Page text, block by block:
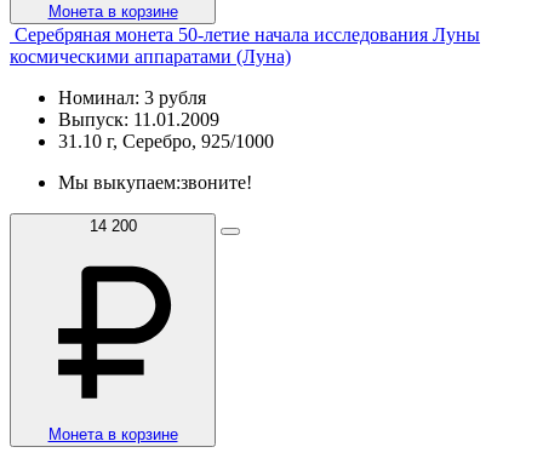
Монета в корзине
Серебряная монета 50-летие начала исследования Луны
космическими аппаратами (Луна)
Номинал: 3 рубля
Выпуск: 11.01.2009
31.10 г, Серебро, 925/1000
Мы выкупаем:звоните!
14 200
Монета в корзине